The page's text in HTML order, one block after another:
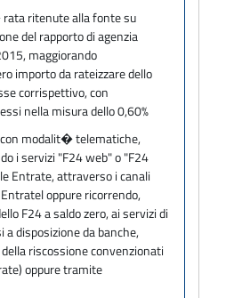
ritenute alla fonte su
del rapporto di agenzia
maggiorando
importo da rateizzare dello
corrispettivo, con
nella misura dello 0,60%
modalit� telematiche,
i servizi "F24 web" o "F24
Entrate, attraverso i canali
oppure ricorrendo,
F24 a saldo zero, ai servizi di
disposizione da banche,
riscossione convenzionati
oppure tramite